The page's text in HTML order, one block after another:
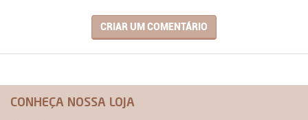
CRIAR UM COMENTÁRIO
CONHEÇA NOSSA LOJA